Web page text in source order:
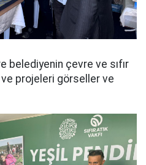
belediyenin çevre ve sıfır
ve projeleri görseller ve